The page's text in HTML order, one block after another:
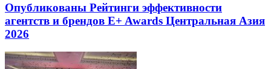
Опубликованы Рейтинги эффективности
агентств и брендов E+ Awards Центральная Азия
2026